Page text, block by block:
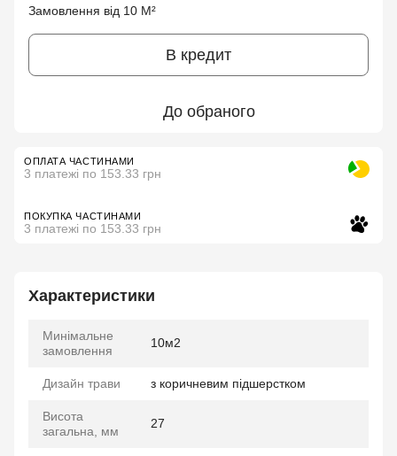
Замовлення від 10 М²
В кредит
До обраного
ОПЛАТА ЧАСТИНАМИ
3 платежі по 153.33 грн
ПОКУПКА ЧАСТИНАМИ
3 платежі по 153.33 грн
Характеристики
Минімальне
замовлення
10м2
Дизайн трави з коричневим підшерстком
Висота
загальна, мм
27